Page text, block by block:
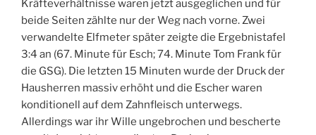
Kräfteverhältnisse waren jetzt ausgeglichen und für
beide Seiten zählte nur der Weg nach vorne. Zwei
verwandelte Elfmeter später zeigte die Ergebnistafel
3:4 an (67. Minute für Esch; 74. Minute Tom Frank für
die GSG). Die letzten 15 Minuten wurde der Druck der
Hausherren massiv erhöht und die Escher waren
konditionell auf dem Zahnfleisch unterwegs.
Allerdings war ihr Wille ungebrochen und bescherte